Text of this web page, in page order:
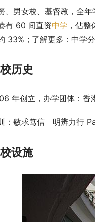
、男女校、基督教，全
有 60 间直资中学 ，佔
33%；了解更多：中学
历史
年创立，办学团体：香
：敏求笃信　明辨力行
设施